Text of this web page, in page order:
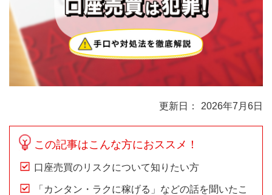
2026年7月6日
この記事はこんな方におススメ！
口座売買のリスクについて知りたい方
「カンタン・ラクに稼げる」などの話を聞いたこ